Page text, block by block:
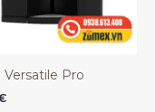
Versatile Pro